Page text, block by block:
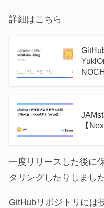
詳細はこちら
【
一度リリースした後に
タリングしたりしました
GitHubリポジトリには